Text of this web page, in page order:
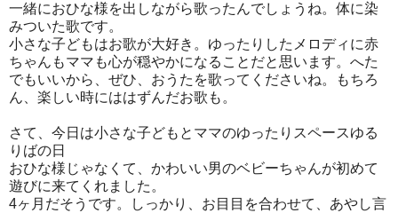
一緒におひな様を出しながら歌ったんでしょうね。体に染
みついた歌です。
小さな子どもはお歌が大好き。ゆったりしたメロディに赤
ちゃんもママも心が穏やかになることだと思います。へた
でもいいから、ぜひ、おうたを歌ってくださいね。もちろ
ん、楽しい時にははずんだお歌も。
さて、今日は小さな子どもとママのゆったりスペースゆる
りばの日
おひな様じゃなくて、かわいい男のベビーちゃんが初めて
遊びに来てくれました。
4ヶ月だそうです。しっかり、お目目を合わせて、あやし言